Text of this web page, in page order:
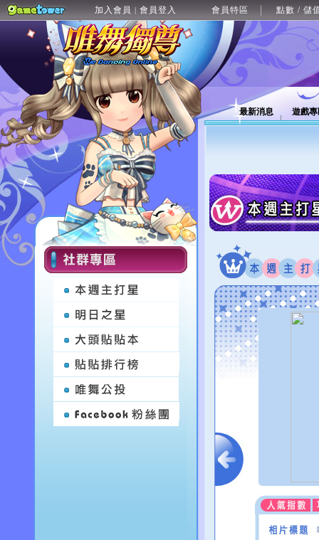
加入會員 | 會員登入 會員特區 點數 / 儲
最新消息 遊戲